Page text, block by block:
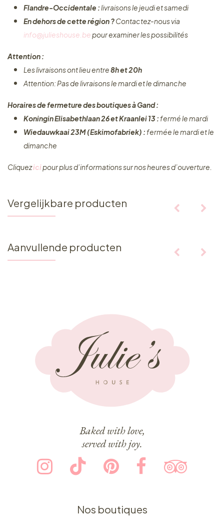
Flandre-Occidentale :livraisons le jeudi et samedi
En dehors de cette région ?Contactez-nous via
info@julieshouse.bepour examiner les possibilités
Attention :
Les livraisons ont lieu entre8h et 20h
Attention: Pas de livraisons le mardi et le dimanche
Horaires de fermeture des boutiques à Gand :
Koningin Elisabethlaan 26 et Kraanlei 13 :fermé le mardi
Wiedauwkaai 23M (Eskimofabriek) :fermée le mardi et le
dimanche
Cliquez ​icipour plus d’informations sur nos heures d’ouverture.
Vergelijkbare producten
Aanvullende producten
Baked with love,
served with joy.
Nos boutiques